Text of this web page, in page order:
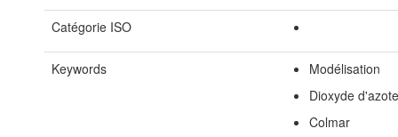
Catégorie ISO
Keywords
Modélisation
Dioxyde
Colmar